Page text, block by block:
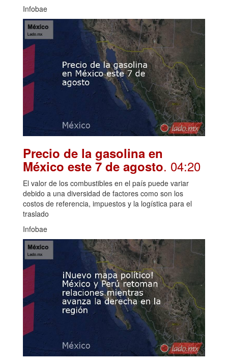
Infobae
Precio de la gasolina en
México este 7 de agosto. 04:20
El valor de los combustibles en el país puede variar
debido a una diversidad de factores como son los
costos de referencia, impuestos y la logística para el
traslado
Infobae